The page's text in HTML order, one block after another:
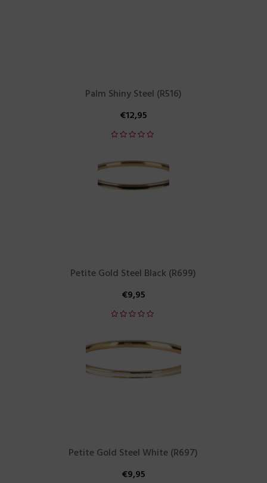
Palm Shiny Steel (R516)
€12,95
Petite Gold Steel Black (R699)
€9,95
Petite Gold Steel White (R697)
€9,95